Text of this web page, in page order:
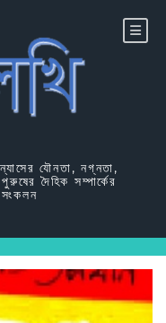
যৌনতা, নগ্নতা,
দৈহিক সম্পার্কের
সংকলন